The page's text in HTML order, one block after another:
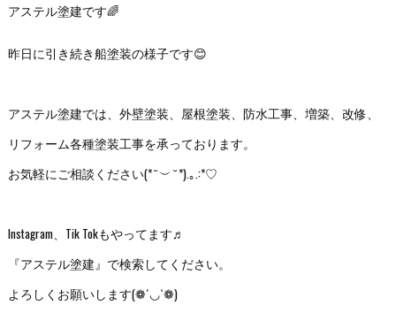
アステル塗建です🌈
昨日に引き続き船塗装の様子です😊
アステル塗建では、外壁塗装、屋根塗装、防水工事、増築、改修、
リフォーム各種塗装工事を承っております。
お気軽にご相談ください(*˘︶˘*).｡.:*♡
Instagram、Tik Tokもやってます♬
『アステル塗建』で検索してください。
よろしくお願いします(❁´◡`❁)